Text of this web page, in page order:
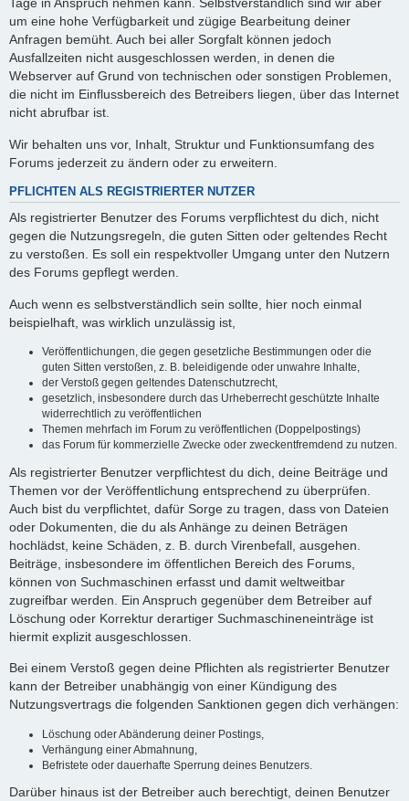
um eine hohe Verfügbarkeit und zügige Bearbeitung deiner
Anfragen bemüht. Auch bei aller Sorgfalt können jedoch
Ausfallzeiten nicht ausgeschlossen werden, in denen die
Webserver auf Grund von technischen oder sonstigen Problemen,
die nicht im Einflussbereich des Betreibers liegen, über das Internet
nicht abrufbar ist.
Wir behalten uns vor, Inhalt, Struktur und Funktionsumfang des
Forums jederzeit zu ändern oder zu erweitern.
PFLICHTEN ALS REGISTRIERTER NUTZER
Als registrierter Benutzer des Forums verpflichtest du dich, nicht
gegen die Nutzungsregeln, die guten Sitten oder geltendes Recht
zu verstoßen. Es soll ein respektvoller Umgang unter den Nutzern
des Forums gepflegt werden.
Auch wenn es selbstverständlich sein sollte, hier noch einmal
beispielhaft, was wirklich unzulässig ist,
Veröffentlichungen, die gegen gesetzliche Bestimmungen oder die
guten Sitten verstoßen, z. B. beleidigende oder unwahre Inhalte,
der Verstoß gegen geltendes Datenschutzrecht,
gesetzlich, insbesondere durch das Urheberrecht geschützte Inhalte
widerrechtlich zu veröffentlichen
Themen mehrfach im Forum zu veröffentlichen (Doppelpostings)
das Forum für kommerzielle Zwecke oder zweckentfremdend zu nutzen.
Als registrierter Benutzer verpflichtest du dich, deine Beiträge und
Themen vor der Veröffentlichung entsprechend zu überprüfen.
Auch bist du verpflichtet, dafür Sorge zu tragen, dass von Dateien
oder Dokumenten, die du als Anhänge zu deinen Beträgen
hochlädst, keine Schäden, z. B. durch Virenbefall, ausgehen.
Beiträge, insbesondere im öffentlichen Bereich des Forums,
können von Suchmaschinen erfasst und damit weltweitbar
zugreifbar werden. Ein Anspruch gegenüber dem Betreiber auf
Löschung oder Korrektur derartiger Suchmaschineneinträge ist
hiermit explizit ausgeschlossen.
Bei einem Verstoß gegen deine Pflichten als registrierter Benutzer
kann der Betreiber unabhängig von einer Kündigung des
Nutzungsvertrags die folgenden Sanktionen gegen dich verhängen:
Löschung oder Abänderung deiner Postings,
Verhängung einer Abmahnung,
Befristete oder dauerhafte Sperrung deines Benutzers.
Darüber hinaus ist der Betreiber auch berechtigt, deinen Benutzer